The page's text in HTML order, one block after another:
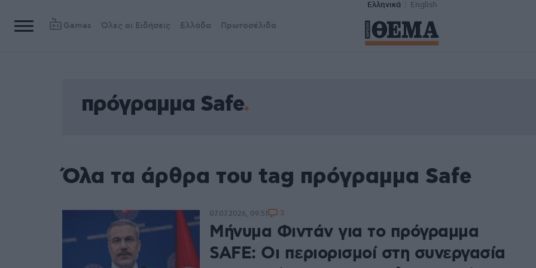
Ελληνικά English
Games Όλες οι Ειδήσεις Ελλάδα Πρωτοσέλιδα
πρόγραμμα Safe
Όλα τα άρθρα του tag πρόγραμμα Safe
Μήνυμα Φιντάν για το πρόγραμμα
SAFE: Oι περιορισμοί στη συνεργασία
07.07.2026, 09:51 3